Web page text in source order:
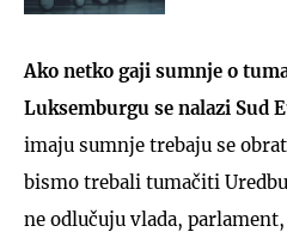
Ako netko gaji sumnje o
Luksemburgu se nalazi Sud
imaju sumnje trebaju se
bismo trebali tumačiti
ne odlučuju vlada,